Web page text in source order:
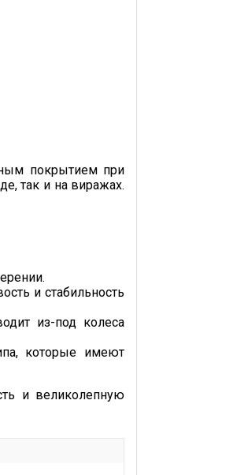
покрытием при
так и на виражах.
и стабильность
из-под колеса
которые имеют
и великолепную